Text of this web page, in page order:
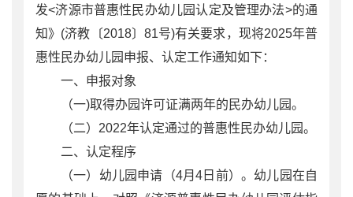
发<济源市普惠性民办幼儿园认定及管理办法>的通
知》(济教〔2018〕81号)有关要求，现将2025年普
惠性民办幼儿园申报、认定工作通知如下：
一、申报对象
（一)取得办园许可证满两年的民办幼儿园。
（二）2022年认定通过的普惠性民办幼儿园。
二、认定程序
（一）幼儿园申请（4月4日前）。幼儿园在自